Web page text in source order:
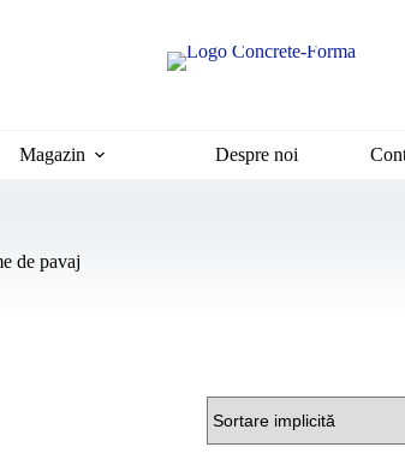
Magazin Despre noi
de pavaj